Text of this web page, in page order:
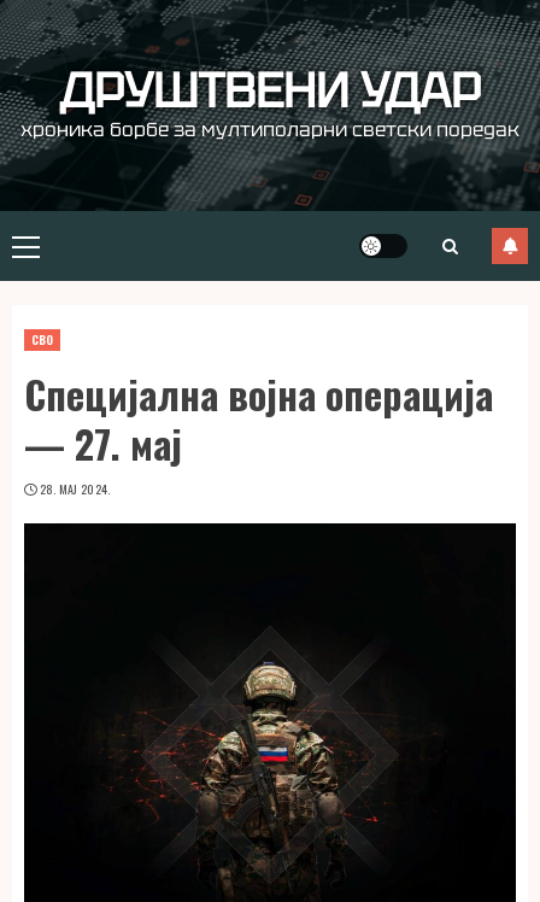
Skip
to
content ДРУШТВЕНИ УДАР
хроника борбе за мултиполарни светски поредак
Primary
Menu
СВО
Специјална војна операција
— 27. мај
28. МАЈ 2024.